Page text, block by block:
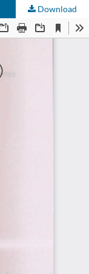
Download